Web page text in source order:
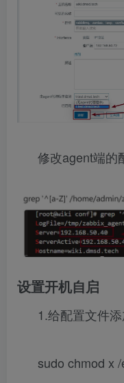
修改agent端的
设置开机自启
1.给配置文件
sudo chmod x